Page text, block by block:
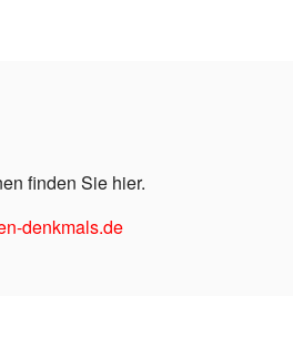
finden Sie hier.
denkmals.de